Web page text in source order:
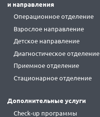
и направления
Операционное отделение
Взрослое направление
Детское направление
Диагностическое отделение
Приемное отделение
Стационарное отделение
Дополнительные услуги
Check-up программы